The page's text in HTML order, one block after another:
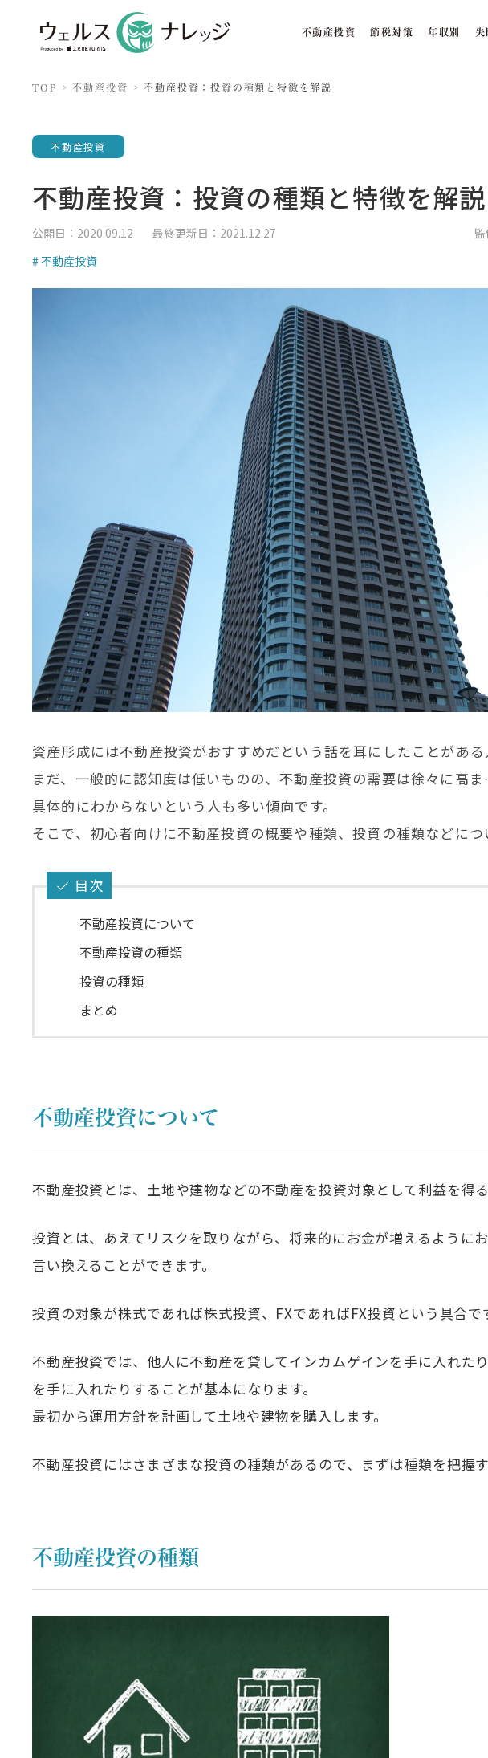
不動産投資 節税対策 年収別 失
TOP 不動産投資 不動産投資：投資の種類と特徴を解説
不動産投資
不動産投資：投資の種類と特徴を解説
公開日：2020.09.12 最終更新日：2021.12.27 監
# 不動産投資
資産形成には不動産投資がおすすめだという話を耳にしたことがある
まだ、一般的に認知度は低いものの、不動産投資の需要は徐々に高ま
具体的にわからないという人も多い傾向です。
そこで、初心者向けに不動産投資の概要や種類、投資の種類などにつ
目次
不動産投資について
不動産投資の種類
投資の種類
まとめ
不動産投資について
不動産投資とは、土地や建物などの不動産を投資対象として利益を得る
投資とは、あえてリスクを取りながら、将来的にお金が増えるように
言い換えることができます。
投資の対象が株式であれば株式投資、FXであればFX投資という具合で
不動産投資では、他人に不動産を貸してインカムゲインを手に入れた
を手に入れたりすることが基本になります。
最初から運用方針を計画して土地や建物を購入します。
不動産投資にはさまざまな投資の種類があるので、まずは種類を把握
不動産投資の種類